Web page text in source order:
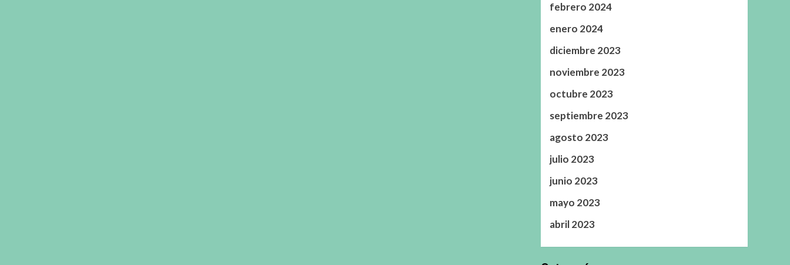
febrero 2024
enero 2024
diciembre 2023
noviembre 2023
octubre 2023
septiembre 2023
agosto 2023
julio 2023
junio 2023
mayo 2023
abril 2023